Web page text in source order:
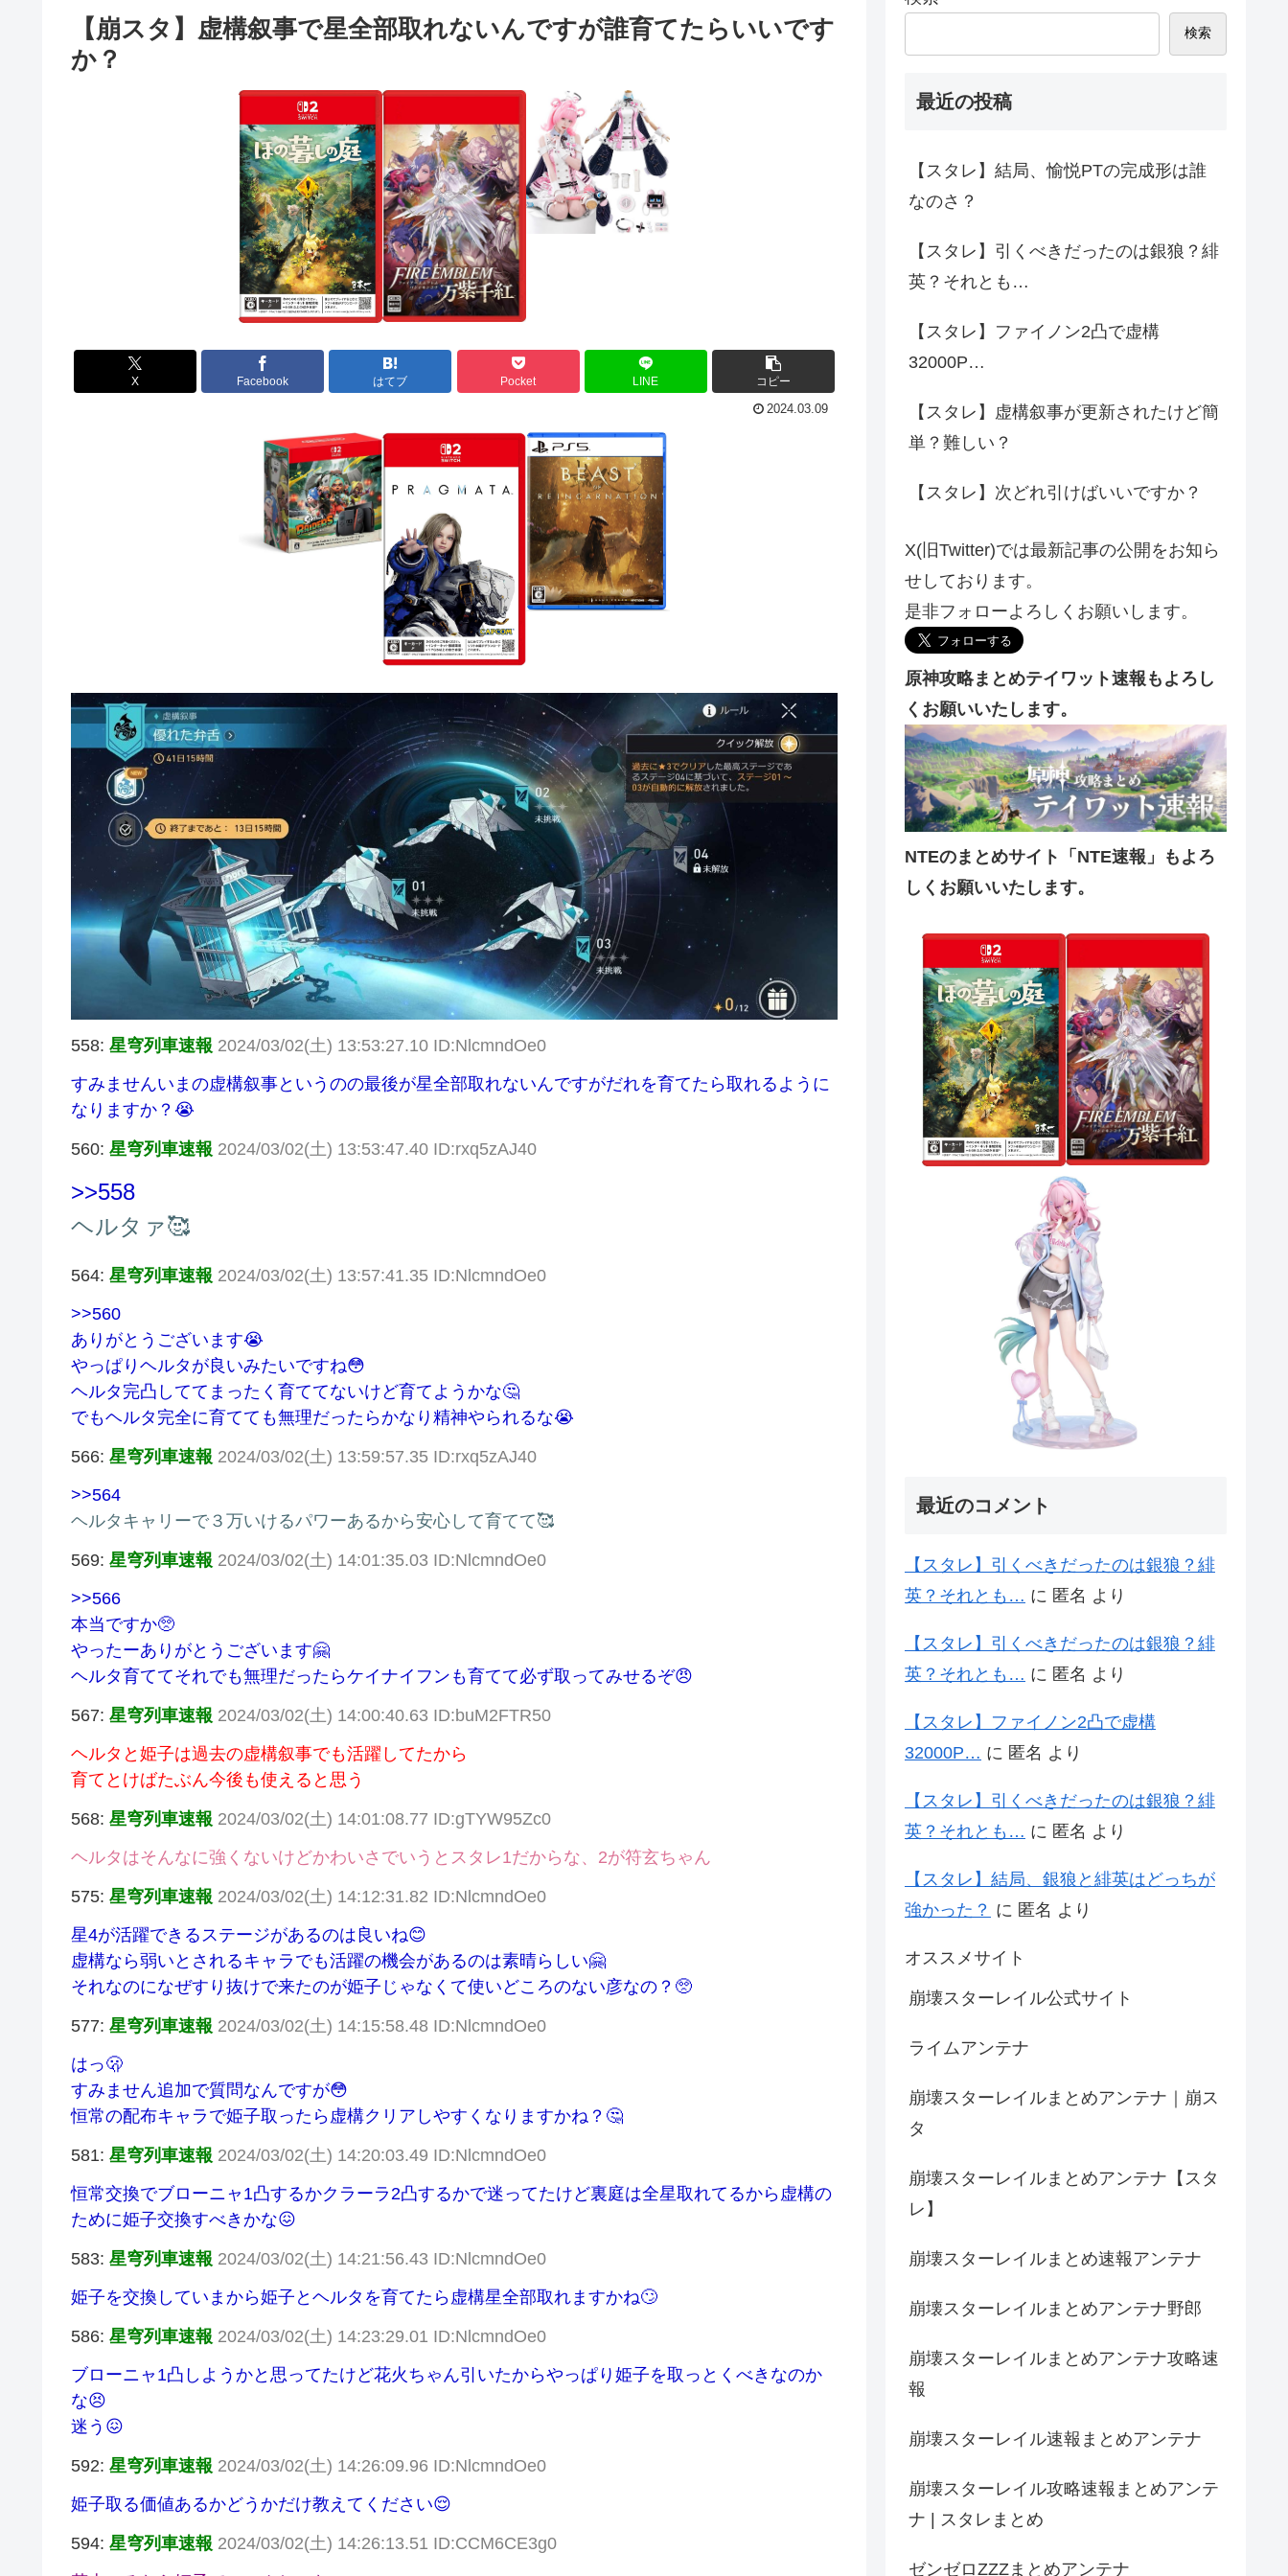
【崩スタ】虚構叙事で星全部取れないんですが誰育てたらいいです
か？
X Facebook はてブ Pocket LINE コピー
2024.03.09
558: 星穹列車速報 2024/03/02(土) 13:53:27.10 ID:NlcmndOe0
すみませんいまの虚構叙事というのの最後が星全部取れないんですがだれを育てたら取れるように
なりますか？😭
560: 星穹列車速報 2024/03/02(土) 13:53:47.40 ID:rxq5zAJ40
>>558
ヘルタァ🥰
564: 星穹列車速報 2024/03/02(土) 13:57:41.35 ID:NlcmndOe0
>>560
ありがとうございます😭
やっぱりヘルタが良いみたいですね😳
ヘルタ完凸しててまったく育ててないけど育てようかな🤔
でもヘルタ完全に育てても無理だったらかなり精神やられるな😭
566: 星穹列車速報 2024/03/02(土) 13:59:57.35 ID:rxq5zAJ40
>>564
ヘルタキャリーで３万いけるパワーあるから安心して育てて🥰
569: 星穹列車速報 2024/03/02(土) 14:01:35.03 ID:NlcmndOe0
>>566
本当ですか🥺
やったーありがとうございます🤗
ヘルタ育ててそれでも無理だったらケイナイフンも育てて必ず取ってみせるぞ😠
567: 星穹列車速報 2024/03/02(土) 14:00:40.63 ID:buM2FTR50
ヘルタと姫子は過去の虚構叙事でも活躍してたから
育てとけばたぶん今後も使えると思う
568: 星穹列車速報 2024/03/02(土) 14:01:08.77 ID:gTYW95Zc0
ヘルタはそんなに強くないけどかわいさでいうとスタレ1だからな、2が符玄ちゃん
575: 星穹列車速報 2024/03/02(土) 14:12:31.82 ID:NlcmndOe0
星4が活躍できるステージがあるのは良いね😊
虚構なら弱いとされるキャラでも活躍の機会があるのは素晴らしい🤗
それなのになぜすり抜けで来たのが姫子じゃなくて使いどころのない彦なの？🥺
577: 星穹列車速報 2024/03/02(土) 14:15:58.48 ID:NlcmndOe0
はっ🫢
すみません追加で質問なんですが😳
恒常の配布キャラで姫子取ったら虚構クリアしやすくなりますかね？🤔
581: 星穹列車速報 2024/03/02(土) 14:20:03.49 ID:NlcmndOe0
恒常交換でブローニャ1凸するかクラーラ2凸するかで迷ってたけど裏庭は全星取れてるから虚構の
ために姫子交換すべきかな😖
583: 星穹列車速報 2024/03/02(土) 14:21:56.43 ID:NlcmndOe0
姫子を交換していまから姫子とヘルタを育てたら虚構星全部取れますかね🙄
586: 星穹列車速報 2024/03/02(土) 14:23:29.01 ID:NlcmndOe0
ブローニャ1凸しようかと思ってたけど花火ちゃん引いたからやっぱり姫子を取っとくべきなのか
な😣
迷う😖
592: 星穹列車速報 2024/03/02(土) 14:26:09.96 ID:NlcmndOe0
姫子取る価値あるかどうかだけ教えてください😌
594: 星穹列車速報 2024/03/02(土) 14:26:13.51 ID:CCM6CE3g0
検索
最近の投稿
【スタレ】結局、愉悦PTの完成形は誰
なのさ？
【スタレ】引くべきだったのは銀狼？緋
英？それとも…
【スタレ】ファイノン2凸で虚構
32000P…
【スタレ】虚構叙事が更新されたけど簡
単？難しい？
【スタレ】次どれ引けばいいですか？
X(旧Twitter)では最新記事の公開をお知ら
せしております。
是非フォローよろしくお願いします。
原神攻略まとめテイワット速報もよろし
くお願いいたします。
NTEのまとめサイト「NTE速報」もよろ
しくお願いいたします。
最近のコメント
【スタレ】引くべきだったのは銀狼？緋
英？それとも… に 匿名 より
【スタレ】引くべきだったのは銀狼？緋
英？それとも… に 匿名 より
【スタレ】ファイノン2凸で虚構
32000P… に 匿名 より
【スタレ】引くべきだったのは銀狼？緋
英？それとも… に 匿名 より
【スタレ】結局、銀狼と緋英はどっちが
強かった？ に 匿名 より
オススメサイト
崩壊スターレイル公式サイト
ライムアンテナ
崩壊スターレイルまとめアンテナ｜崩ス
タ
崩壊スターレイルまとめアンテナ【スタ
レ】
崩壊スターレイルまとめ速報アンテナ
崩壊スターレイルまとめアンテナ野郎
崩壊スターレイルまとめアンテナ攻略速
報
崩壊スターレイル速報まとめアンテナ
崩壊スターレイル攻略速報まとめアンテ
ナ | スタレまとめ
ゼンゼロZZZまとめアンテナ